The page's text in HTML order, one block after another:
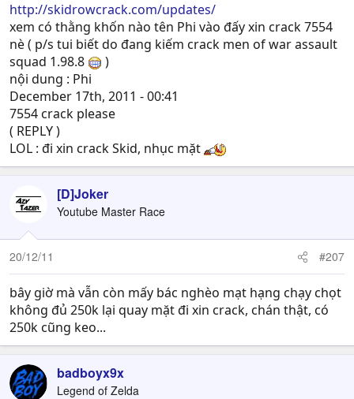
http://skidrowcrack.com/updates/
xem có thằng khốn nào tên Phi vào đấy xin crack 7554
nè ( p/s tui biết do đang kiếm crack men of war assault
squad 1.98.8
)
nội dung : Phi
December 17th, 2011 - 00:41
7554 crack please
( REPLY )
LOL : đi xin crack Skid, nhục mặt
[D]Joker
Youtube Master Race
20/12/11 #207
bây giờ mà vẫn còn mấy bác nghèo mạt hạng chạy chọt
không đủ 250k lại quay mặt đi xin crack, chán thật, có
250k cũng keo...
badboyx9x
Legend of Zelda